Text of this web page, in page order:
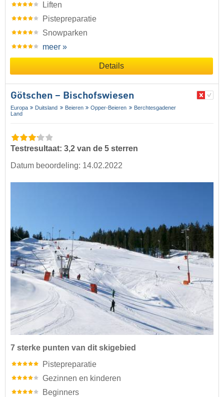
Liften
Pistepreparatie
Snowparken
meer »
Details
Götschen – Bischofswiesen
Europa Duitsland Beieren Opper-Beieren
Berchtesgadener
Land
Testresultaat: 3,2 van de 5 sterren
Datum beoordeling: 14.02.2022
7 sterke punten van dit skigebied
Pistepreparatie
Gezinnen en kinderen
Beginners